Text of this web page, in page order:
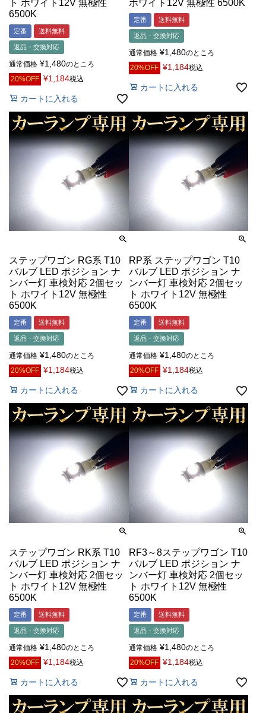
ト ホワイト12V 無極性
6500K
定番 送料無料
返品・交換対応
通常価格 ¥1,480のところ
20%OFF ¥1,184税込
カートに入れる
ホワイト12V 無極性 6500K
定番 送料無料
返品・交換対応
通常価格 ¥1,480のところ
20%OFF ¥1,184税込
カートに入れる
ステップワゴン RG系 T10
バルブ LED ポジション ナ
ンバー灯 車検対応 2個セッ
ト ホワイト12V 無極性
6500K
定番 送料無料
返品・交換対応
通常価格 ¥1,480のところ
20%OFF ¥1,184税込
カートに入れる
RP系 ステップワゴン T10
バルブ LED ポジション ナ
ンバー灯 車検対応 2個セッ
ト ホワイト12V 無極性
6500K
定番 送料無料
返品・交換対応
通常価格 ¥1,480のところ
20%OFF ¥1,184税込
カートに入れる
ステップワゴン RK系 T10
バルブ LED ポジション ナ
ンバー灯 車検対応 2個セッ
ト ホワイト12V 無極性
6500K
定番 送料無料
返品・交換対応
通常価格 ¥1,480のところ
20%OFF ¥1,184税込
カートに入れる
RF3～8ステップワゴン T10
バルブ LED ポジション ナ
ンバー灯 車検対応 2個セッ
ト ホワイト12V 無極性
6500K
定番 送料無料
返品・交換対応
通常価格 ¥1,480のところ
20%OFF ¥1,184税込
カートに入れる